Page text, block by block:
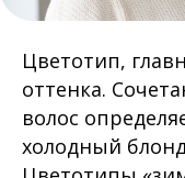
Цветотип,
оттенка.
волос
холодный